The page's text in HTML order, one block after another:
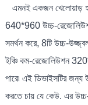
এমনই একজন খেলোয়াড়
640*960 উচ্চ-
সমর্থন করে, 8টি উচ্চ-
ইঞ্চি কম-রেজোলিউশন
পারে৷ এই ডিভাইসটির জন্য
করতে চায় যে কেউ. এর উচ্চ-